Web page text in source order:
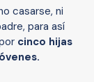
casarse, ni
para así
cinco hijas